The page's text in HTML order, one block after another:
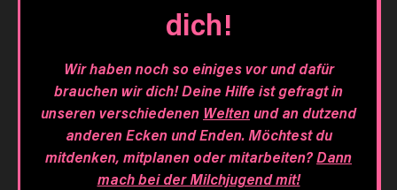
dich!
Wir haben noch so einiges vor und dafür
brauchen wir dich! Deine Hilfe ist gefragt in
unseren verschiedenen Weltenund an dutzend
anderen Ecken und Enden. Möchtest du
mitdenken, mitplanen oder mitarbeiten?Dann
mach bei der Milchjugend mit!